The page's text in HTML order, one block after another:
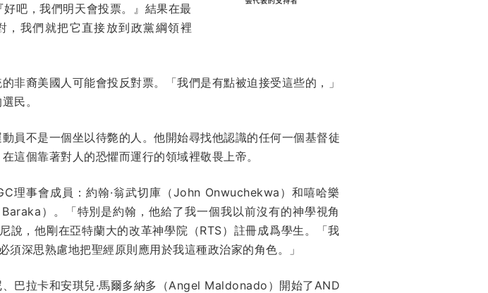
吧，我們明天會投票。』結果在最
，我們就把它直接放到政黨綱領裡
非裔美國人可能會投反對票。「我們是有點被迫接受這些的，」
民。
員不是一個坐以待斃的人。他開始尋找他認識的任何一個基督徒
這個靠著對人的恐懼而運行的領域裡敬畏上帝。
理事會成員：約翰·翁武切庫（John Onwuchekwa）和嘻哈樂
）。「特別是約翰，他給了我一個我以前沒有的神學視角
說，他剛在亞特蘭大的改革神學院（RTS）註冊成爲學生。「我
須深思熟慮地把聖經原則應用於我這種政治家的角色。」
巴拉卡和安琪兒·馬爾多納多（Angel Maldonado）開始了AND